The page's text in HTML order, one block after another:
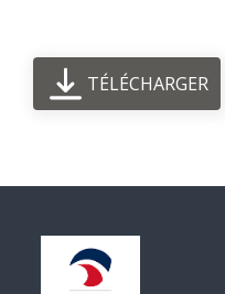
TÉLÉCHARGER